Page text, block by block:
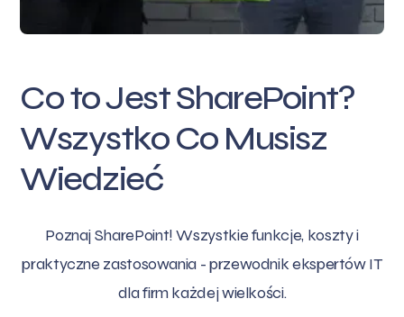
Co to Jest SharePoint?
Wszystko Co Musisz
Wiedzieć
Poznaj SharePoint! Wszystkie funkcje, koszty i
praktyczne zastosowania - przewodnik ekspertów IT
dla firm każdej wielkości.